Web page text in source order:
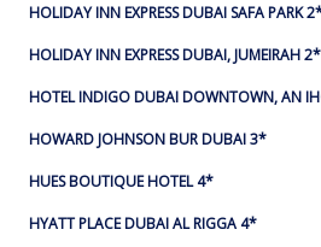
HOLIDAY INN EXPRESS DUBAI SAFA PARK
HOLIDAY INN EXPRESS DUBAI, JUMEIRAH 2*
HOTEL INDIGO DUBAI DOWNTOWN, AN
HOWARD JOHNSON BUR DUBAI 3*
HUES BOUTIQUE HOTEL 4*
HYATT PLACE DUBAI AL RIGGA 4*